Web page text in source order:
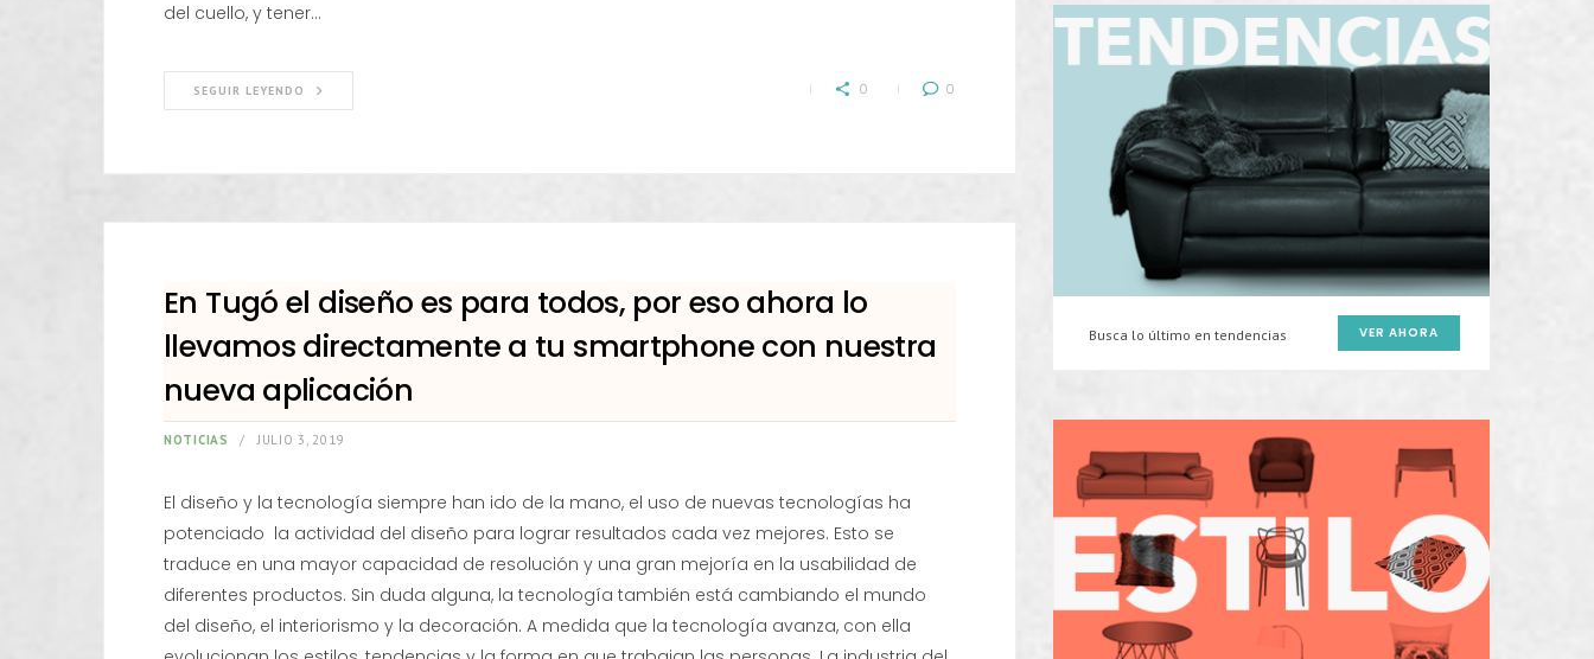
del cuello, y tener…
SEGUIR LEYENDO 0 0
En Tugó el diseño es para todos, por eso ahora lo
llevamos directamente a tu smartphone con nuestra
nueva aplicación
NOTICIAS JULIO 3, 2019
El diseño y la tecnología siempre han ido de la mano, el uso de nuevas tecnologías ha
potenciado la actividad del diseño para lograr resultados cada vez mejores. Esto se
traduce en una mayor capacidad de resolución y una gran mejoría en la usabilidad de
diferentes productos. Sin duda alguna, la tecnología también está cambiando el mundo
del diseño, el interiorismo y la decoración. A medida que la tecnología avanza, con ella
Busca lo último en tendencias VER AHORA